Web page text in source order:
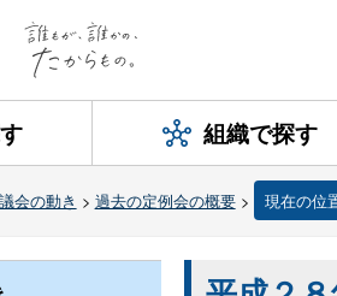
組織で探す
会の動き > 過去の定例会の概要> 現在の位